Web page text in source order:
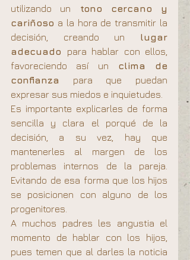
utilizando un tono cercano y
cariñoso a la hora de transmitir la
decisión, creando un lugar
adecuado para hablar con ellos,
favoreciendo así un clima de
confianza
para que puedan
expresar sus miedos e inquietudes.
Es importante explicarles de forma
sencilla y clara el porqué de la
decisión, a su vez, hay que
mantenerles al margen de los
problemas internos de la pareja.
Evitando de esa forma que los hijos
se posicionen con alguno de los
progenitores.
A muchos padres les angustia el
momento de hablar con los hijos,
pues temen que al darles la noticia